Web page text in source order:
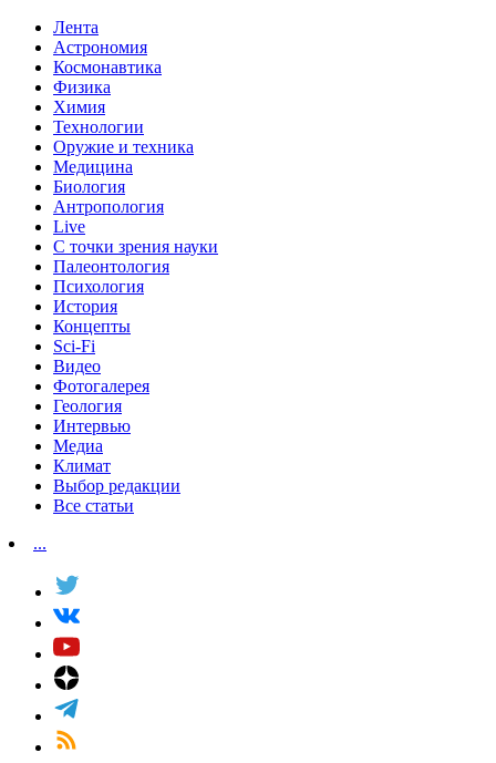
Лента
Астрономия
Космонавтика
Физика
Химия
Технологии
Оружие и техника
Медицина
Биология
Антропология
Live
С точки зрения науки
Палеонтология
Психология
История
Концепты
Sci-Fi
Видео
Фотогалерея
Геология
Интервью
Медиа
Климат
Выбор редакции
Все статьи
...